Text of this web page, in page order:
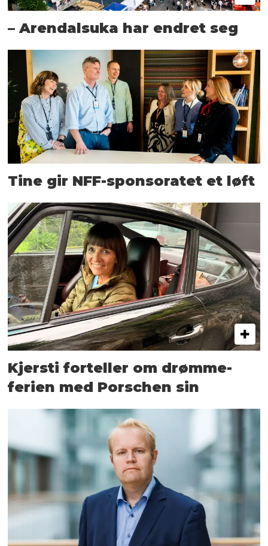
– Arendalsuka har endret seg
Tine gir NFF-sponsoratet et løft
Kjersti forteller om drømme­
ferien med Porschen sin